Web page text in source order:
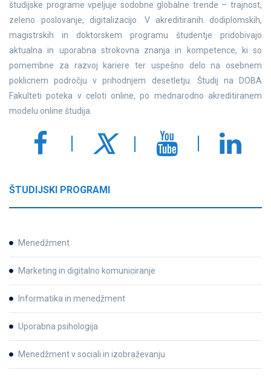
študijske programe vpeljuje sodobne globalne trende – trajnost,
zeleno poslovanje, digitalizacijo. V akreditiranih dodiplomskih,
magistrskih in doktorskem programu študentje pridobivajo
aktualna in uporabna strokovna znanja in kompetence, ki so
pomembne za razvoj kariere ter uspešno delo na osebnem
poklicnem področju v prihodnjem desetletju. Študij na DOBA
Fakulteti poteka v celoti online, po mednarodno akreditiranem
modelu online študija.
ŠTUDIJSKI PROGRAMI
Menedžment
Marketing in digitalno komuniciranje
Informatika in menedžment
Uporabna psihologija
Menedžment v sociali in izobraževanju